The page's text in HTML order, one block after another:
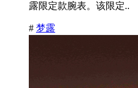
露限定款腕表。该限定..
# 梦露